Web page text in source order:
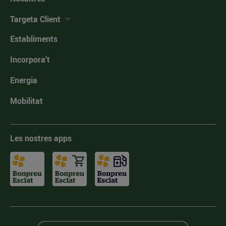
Targeta Client
Establiments
Incorpora't
Energia
Mobilitat
Les nostres apps